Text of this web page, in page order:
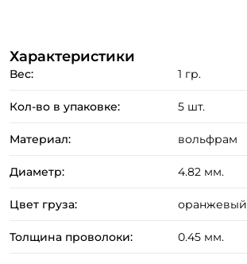
Характеристики
Вес: 1 гр.
Кол-во в упаковке: 5 шт.
Материал: вольфрам
Диаметр: 4.82 мм.
Цвет груза: оранжевый
Толщина проволоки: 0.45 мм.
Создать аккаунт
ФИО: *